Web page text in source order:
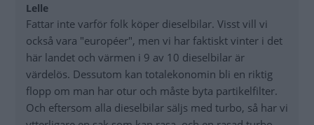
Lelle
Fattar inte varför folk köper dieselbilar. Visst vill vi
också vara "européer", men vi har faktiskt vinter i det
här landet och värmen i 9 av 10 dieselbilar är
värdelös. Dessutom kan totalekonomin bli en riktig
flopp om man har otur och måste byta partikelfilter.
Och eftersom alla dieselbilar säljs med turbo, så har vi